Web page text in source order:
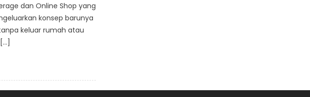
dan Online Shop yang
konsep barunya
keluar rumah atau